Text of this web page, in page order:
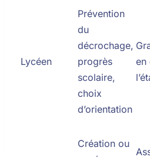
Lycéen
Prévention
du
décrochage,
progrès
scolaire,
choix
d’orientation
en
Création ou